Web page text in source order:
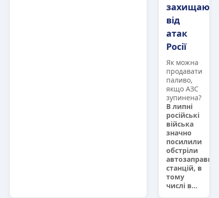
від
атак
Росії
Як можна
продавати
паливо,
якщо АЗС
зупинена?
В липні
російські
війська
значно
посилили
обстріли
станцій, в
тому
числі в...